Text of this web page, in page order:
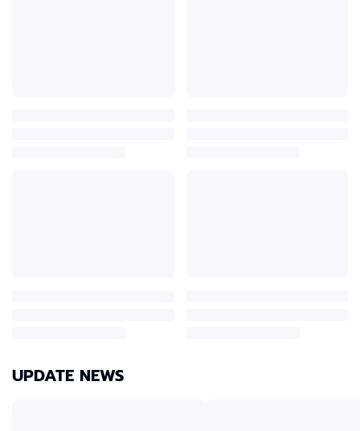
UPDATE NEWS